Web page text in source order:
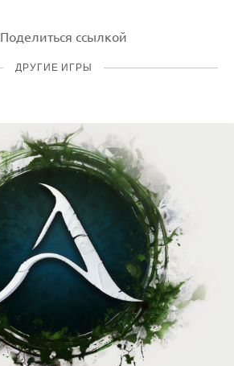
Поделиться ссылкой
ДРУГИЕ ИГРЫ